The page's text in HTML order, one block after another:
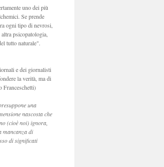
uno dei più
Se prende
ogni tipo di nevrosi,
psicopatologia,
tutto naturale".
e dei giornalisti
la verità, ma di
Franceschetti)
una
nascosta che
(cioè noi) ignora,
mancanza di
di significati